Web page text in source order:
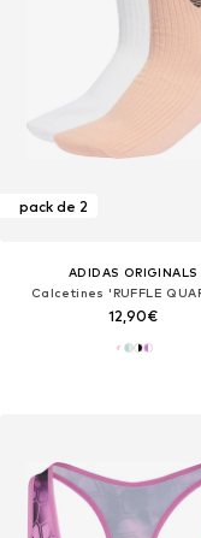
pack de 2
ADIDAS ORIGINALS
Calcetines 'RUFFLE
12,90€